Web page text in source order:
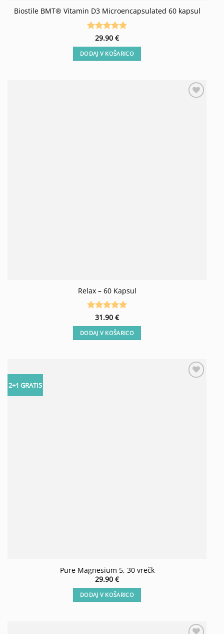
Biostile BMT® Vitamin D3 Microencapsulated 60 kapsul
Ocenjeno
4.83od 5
29.90 €
DODAJ V KOŠARICO
Relax – 60 Kapsul
Ocenjeno
od 5
31.90 €
DODAJ V KOŠARICO
2+1 GRATIS
Pure Magnesium 5, 30 vrečk
29.90 €
DODAJ V KOŠARICO